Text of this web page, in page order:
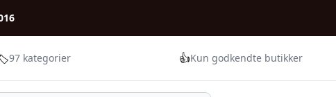
97 kategorier 👍Kun godkendte butikker